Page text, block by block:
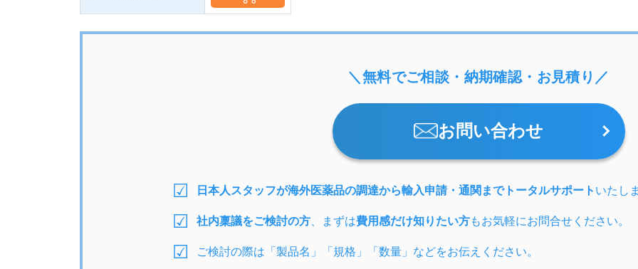
＼無料でご相談・納期確認・お見積り／
お問い合わせ
日本人スタッフが海外医薬品の調達から輸入申請・通関までトータルサポート いたし
社内稟議をご検討の方 、まずは費用感だけ知りたい方もお気軽にお問合せください。
ご検討の際は「製品名」「規格」「数量」などをお伝えください。